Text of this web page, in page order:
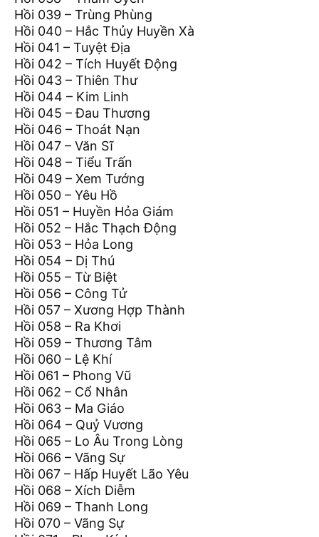
Hồi 039 – Trùng Phùng
Hồi 040 – Hắc Thủy Huyền Xà
Hồi 041 – Tuyệt Địa
Hồi 042 – Tích Huyết Động
Hồi 043 – Thiên Thư
Hồi 044 – Kim Linh
Hồi 045 – Đau Thương
Hồi 046 – Thoát Nạn
Hồi 047 – Văn Sĩ
Hồi 048 – Tiểu Trấn
Hồi 049 – Xem Tướng
Hồi 050 – Yêu Hồ
Hồi 051 – Huyền Hỏa Giám
Hồi 052 – Hắc Thạch Động
Hồi 053 – Hỏa Long
Hồi 054 – Dị Thú
Hồi 055 – Từ Biệt
Hồi 056 – Công Tử
Hồi 057 – Xương Hợp Thành
Hồi 058 – Ra Khơi
Hồi 059 – Thương Tâm
Hồi 060 – Lệ Khí
Hồi 061 – Phong Vũ
Hồi 062 – Cổ Nhân
Hồi 063 – Ma Giáo
Hồi 064 – Quỷ Vương
Hồi 065 – Lo Âu Trong Lòng
Hồi 066 – Vãng Sự
Hồi 067 – Hấp Huyết Lão Yêu
Hồi 068 – Xích Diễm
Hồi 069 – Thanh Long
Hồi 070 – Vãng Sự